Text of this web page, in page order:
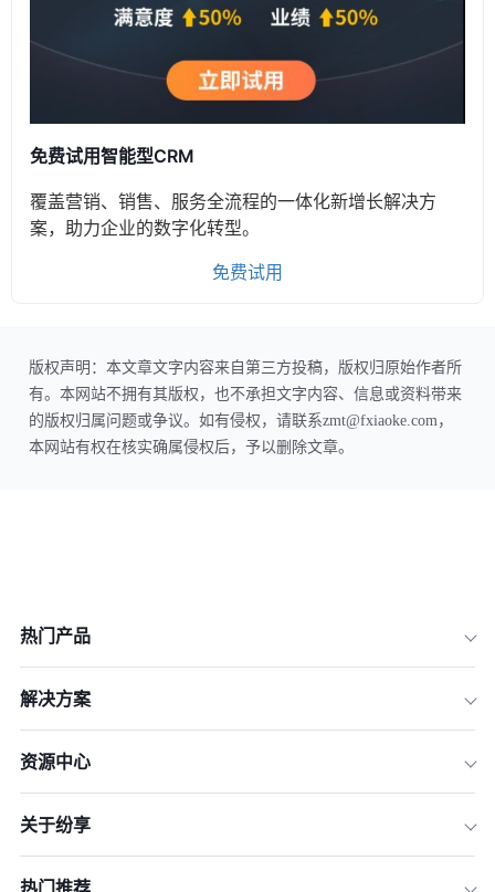
免费试用智能型CRM
覆盖营销、销售、服务全流程的一体化新增长解决方
案，助力企业的数字化转型。
免费试用
版权声明：本文章文字内容来自第三方投稿，版权归原始作者所
有。本网站不拥有其版权，也不承担文字内容、信息或资料带来
的版权归属问题或争议。如有侵权，请联系zmt@fxiaoke.com，
本网站有权在核实确属侵权后，予以删除文章。
热门产品
解决方案
资源中心
关于纷享